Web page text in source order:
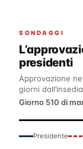
SONDAGGI
presidenti
Approvazione
giorni
Giorno 510 di
Presidente